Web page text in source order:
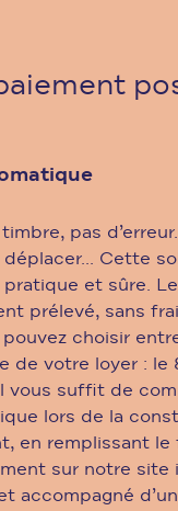
pas
Cette
et sûre.
prélevé, sans
choisir
de votre loyer : le
vous suffit de
lors de la
en remplissant le
sur notre
accompagné